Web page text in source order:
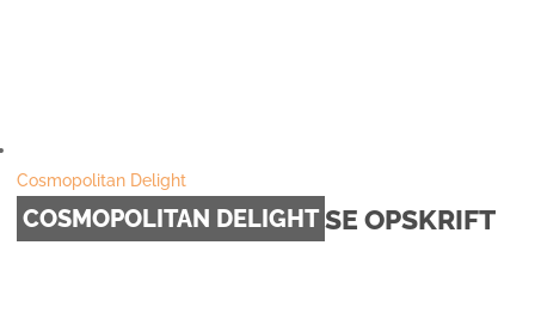
Cosmopolitan Delight
COSMOPOLITAN DELIGHT SE OPSKRIFT